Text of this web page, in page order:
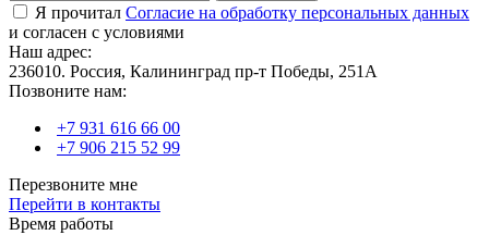
Я прочитал Согласие на обработку персональных данных
и согласен с условиями
Наш адрес:
236010. Россия, Калининград пр-т Победы, 251А
Позвоните нам:
+7 931 616 66 00
+7 906 215 52 99
Перезвоните мне
Перейти в контакты
Время работы